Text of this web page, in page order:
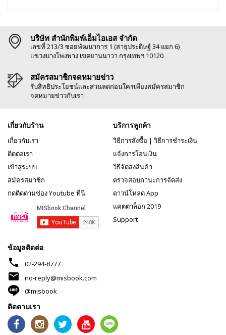
บริษัท สำนักพิมพ์เอ็มไอเอส จำกัด
เลขที่ 213/3 ซอยพัฒนาการ 1 (สาธุประดิษฐ์ 34 แยก 6)
แขวงบางโพงพาง เขตยานนาวา กรุงเทพฯ 10120
สมัครสมาชิกจดหมายข่าว
รับสิทธิประโยชน์และส่วนลดก่อนใครเพียงสมัครสมาชิก
จดหมายข่าวกับเรา
เกี่ยวกับร้าน
เกี่ยวกับเรา
ติดต่อเรา
เข้าสู่ระบบ
สมัครสมาชิก
กดติดตามช่อง Youtube ที่นี่
บริการลูกค้า
วิธีการสั่งซื้อ | วิธีการชำระเงิน
แจ้งการโอนเงิน
วิธีจัดส่งสินค้า
ตรวจสอบถานะการจัดส่ง
ดาวน์โหลด App
แคตตาล็อก 2019
Support
ข้อมูลติดต่อ
phone 02-294-8777
mail
no-reply@misbook.com
@misbook
ติดตามเรา